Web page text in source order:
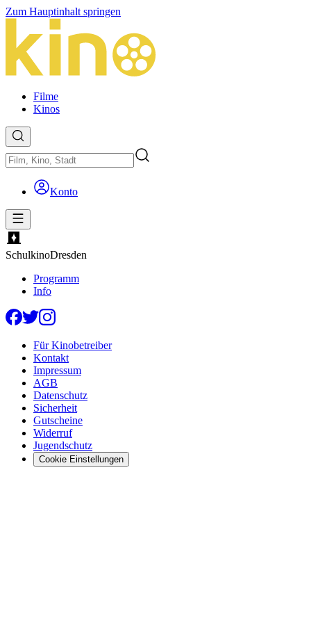
Zum Hauptinhalt springen
Filme
Kinos
Konto
SchulkinoDresden
Programm
Info
Für Kinobetreiber
Kontakt
Impressum
AGB
Datenschutz
Sicherheit
Gutscheine
Widerruf
Jugendschutz
Cookie Einstellungen